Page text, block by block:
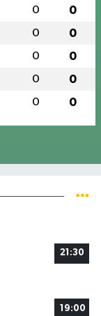
0 0
0 0
0 0
0 0
0 0
21:30
19:00